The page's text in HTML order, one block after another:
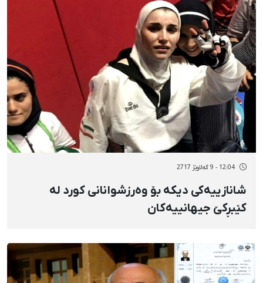
12:04 - 9 گەلاوێژ 2717
شانازییەکی دیکە بۆ وەرزشوانانی کورد لە
کێبڕکێ جیهانییەکان